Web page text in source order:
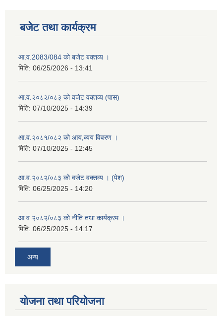
बजेट तथा कार्यक्रम
आ.व.2083/084 को बजेट बक्तव्य ।
मिति: 06/25/2026 - 13:41
आ.व.२०८२/०८३ को वजेट वक्तव्य (पास)
मिति: 07/10/2025 - 14:39
आ.व.२०८१/०८२ को आय,व्यय विवरण ।
मिति: 07/10/2025 - 12:45
आ.व.२०८२/०८३ को वजेट वक्तव्य । (पेश)
मिति: 06/25/2025 - 14:20
आ.व.२०८२/०८३ को नीति तथा कार्यक्रम ।
मिति: 06/25/2025 - 14:17
अन्य
योजना तथा परियोजना